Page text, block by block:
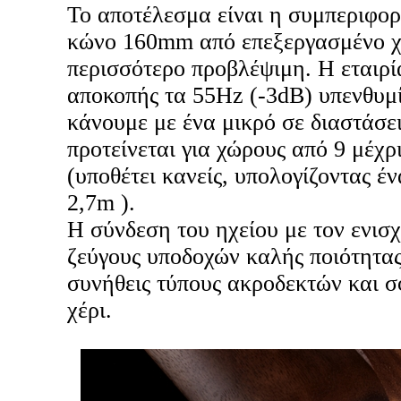
Το αποτέλεσμα είναι η
κώνο 160mm από επεξεργασμένο
περισσότερο προβλέψιμη. Η
αποκοπής τα 55Hz (-3dB)
κάνουμε με ένα μικρό σε
προτείνεται για χώρους από 9
(υποθέτει κανείς, υπολογίζοντας
2,7m ).
Η σύνδεση του ηχείου με τον
ζεύγους υποδοχών καλής
συνήθεις τύπους ακροδεκτών και
χέρι.